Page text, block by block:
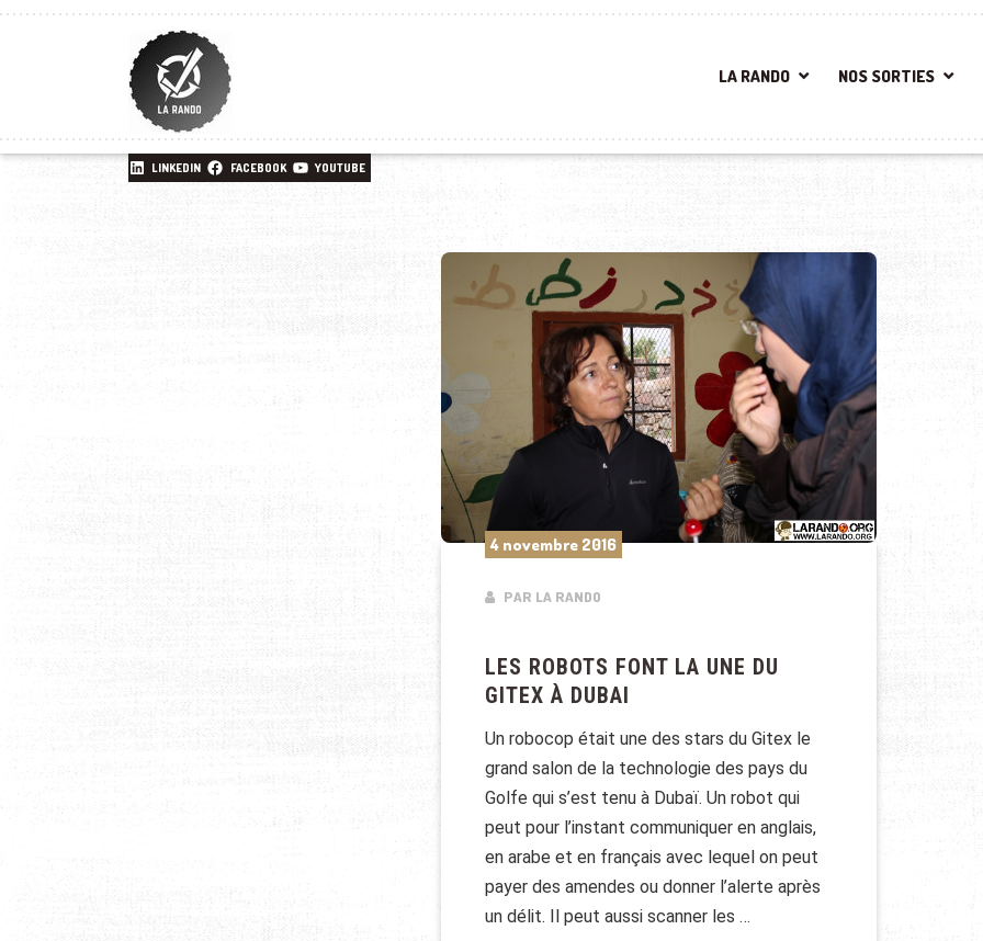
LA RANDO NOS SORTIES
LINKEDIN FACEBOOK YOUTUBE
4 novembre 2016
PAR LA RANDO
LES ROBOTS FONT LA UNE DU
GITEX À DUBAI
Un robocop était une des stars du Gitex le
grand salon de la technologie des pays du
Golfe qui s’est tenu à Dubaï. Un robot qui
peut pour l’instant communiquer en anglais,
en arabe et en français avec lequel on peut
payer des amendes ou donner l’alerte après
un délit. Il peut aussi scanner les …